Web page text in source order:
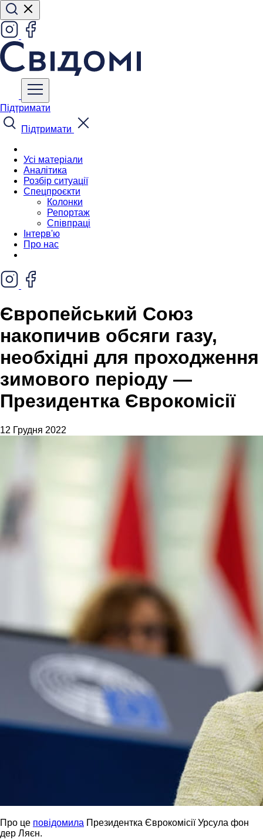
Підтримати
Підтримати
Усі матеріали
Аналітика
Розбір ситуації
Спецпроєкти
Колонки
Репортаж
Співпраці
Інтерв'ю
Про нас
Європейський Союз
накопичив обсяги газу,
необхідні для проходження
зимового періоду —
Президентка Єврокомісії
12 Грудня 2022
Про це повідомила Президентка Єврокомісії Урсула фон
дер Ляєн.